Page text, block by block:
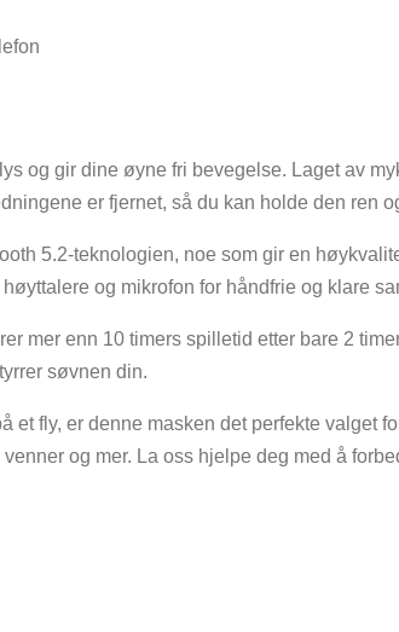
og gir dine øyne fri bevegelse. Laget av
er fjernet, så du kan holde den ren
5.2-teknologien, noe som gir en
og mikrofon for håndfrie og klare
mer enn 10 timers spilletid etter bare 2
søvnen din.
et fly, er denne masken det perfekte
og mer. La oss hjelpe deg med å